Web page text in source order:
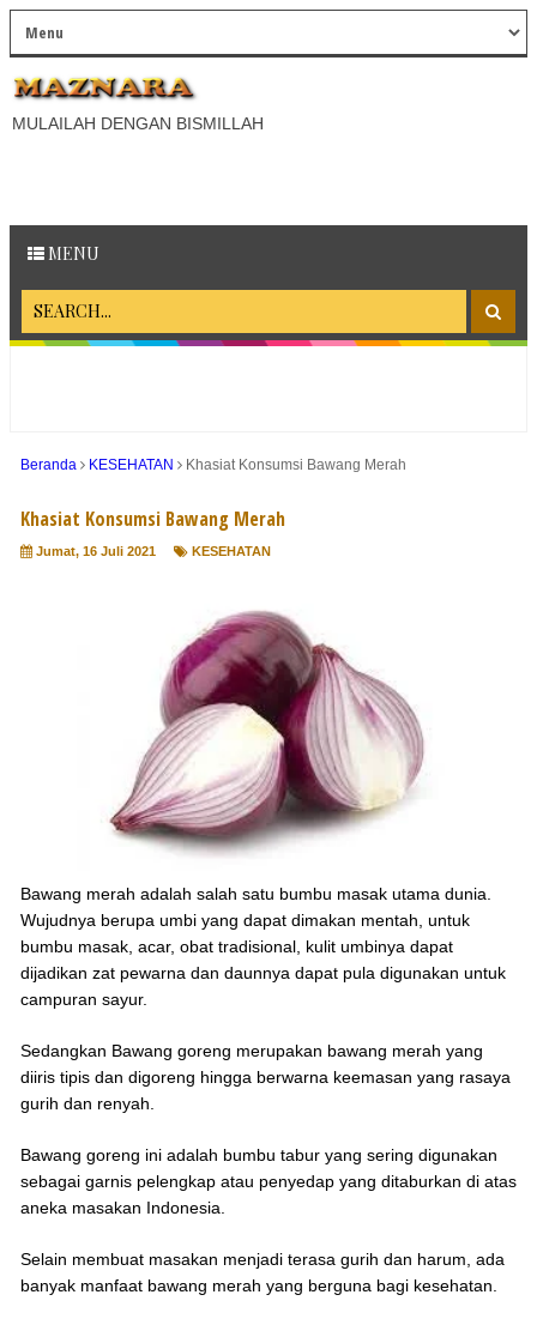
MULAILAH DENGAN BISMILLAH
MENU
Beranda KESEHATAN Khasiat Konsumsi Bawang Merah
Khasiat Konsumsi Bawang Merah
Jumat, 16 Juli 2021 KESEHATAN
Bawang merah adalah salah satu bumbu masak utama dunia.
Wujudnya berupa umbi yang dapat dimakan mentah, untuk
bumbu masak, acar, obat tradisional, kulit umbinya dapat
dijadikan zat pewarna dan daunnya dapat pula digunakan untuk
campuran sayur.
Sedangkan Bawang goreng merupakan bawang merah yang
diiris tipis dan digoreng hingga berwarna keemasan yang rasaya
gurih dan renyah.
Bawang goreng ini adalah bumbu tabur yang sering digunakan
sebagai garnis pelengkap atau penyedap yang ditaburkan di atas
aneka masakan Indonesia.
Selain membuat masakan menjadi terasa gurih dan harum, ada
banyak manfaat bawang merah yang berguna bagi kesehatan.